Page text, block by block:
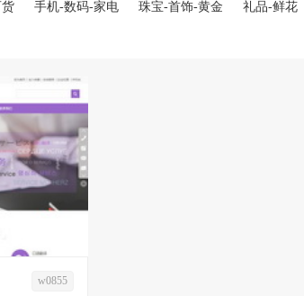
手机-数码-家电 珠宝-首饰-黄金 礼品-鲜花
w0855